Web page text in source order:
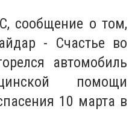
сообщение о том,
- Счастье во
автомобиль
помощи
10 марта в